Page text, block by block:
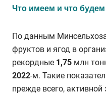
Что имеем и что
По данным
фруктов и ягод в
рекордные 1,75 млн
2022-м. Такие
прежде всего,